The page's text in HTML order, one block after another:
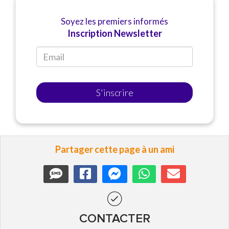
Soyez les premiers informés
Inscription Newsletter
S'inscrire
Partager cette page à un ami
CONTACTER